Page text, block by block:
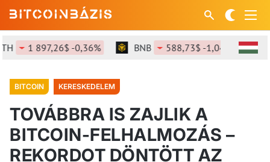
1 897,26$ -0,36% BNB 588,73$ -1,04% SOL
BITCOIN KERESKEDELEM
TOVÁBBRA IS ZAJLIK A
BITCOIN-FELHALMOZÁS –
REKORDOT DÖNTÖTT AZ